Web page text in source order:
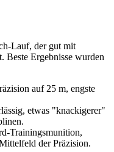
Lauf, der gut mit
Beste Ergebnisse wurden
auf 25 m, engste
etwas "knackigerer"
Trainingsmunition,
der Präzision.